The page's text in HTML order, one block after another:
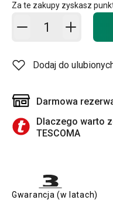
Za te zakupy zyskasz
Dodaj do koszyka -
Dodaj do
Darmowa
Dlaczego warto
TESCOMA
Gwarancja (w latach)